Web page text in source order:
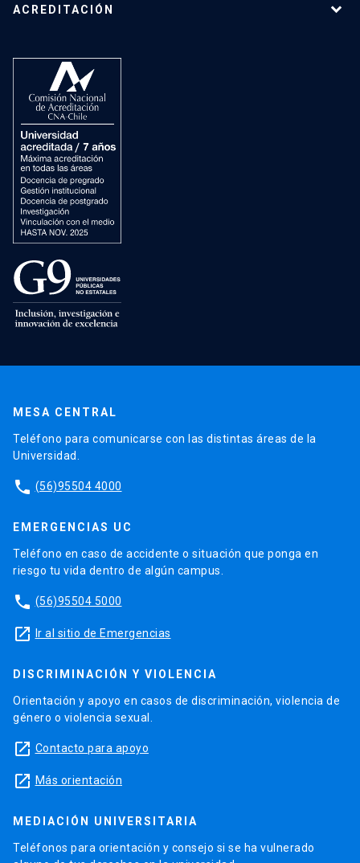
ACREDITACIÓN
MESA CENTRAL
Teléfono para comunicarse con las distintas áreas de la
Universidad.
phone (56)95504 4000
EMERGENCIAS UC
Teléfono en caso de accidente o situación que ponga en
riesgo tu vida dentro de algún campus.
phone (56)95504 5000
launch Ir al sitio de Emergencias
DISCRIMINACIÓN Y VIOLENCIA
Orientación y apoyo en casos de discriminación, violencia de
género o violencia sexual.
launch Contacto para apoyo
launch Más orientación
MEDIACIÓN UNIVERSITARIA
Teléfonos para orientación y consejo si se ha vulnerado